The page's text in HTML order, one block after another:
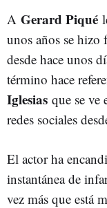
A Gerard Piqué
unos años se hizo
desde hace unos
término hace
Iglesias que se ve
redes sociales
El actor ha
instantánea de
vez más que está